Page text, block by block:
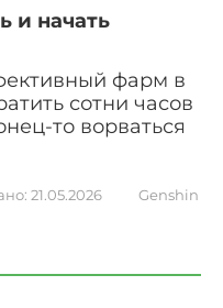
и начать
фарм в
сотни часов
то ворваться
21.05.2026
Genshin